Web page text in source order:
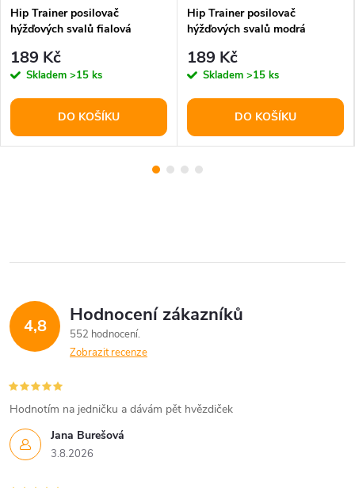
Hip Trainer posilovač
hýžďových svalů fialová
189 Kč
Skladem >15 ks
DO KOŠÍKU
Hip Trainer posilovač
hýžďových svalů modrá
189 Kč
Skladem >15 ks
DO KOŠÍKU
4,8 Hodnocení zákazníků
552 hodnocení
Zobrazit recenze
Jana Burešová
3.8.2026
Hodnotím na jedničku a dávám pět hvězdiček